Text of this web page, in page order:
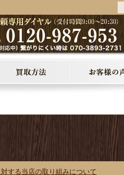
する当店の取り組みについて